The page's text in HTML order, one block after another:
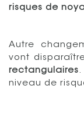
risques de
Autre
vont
rectangulaires.
niveau de